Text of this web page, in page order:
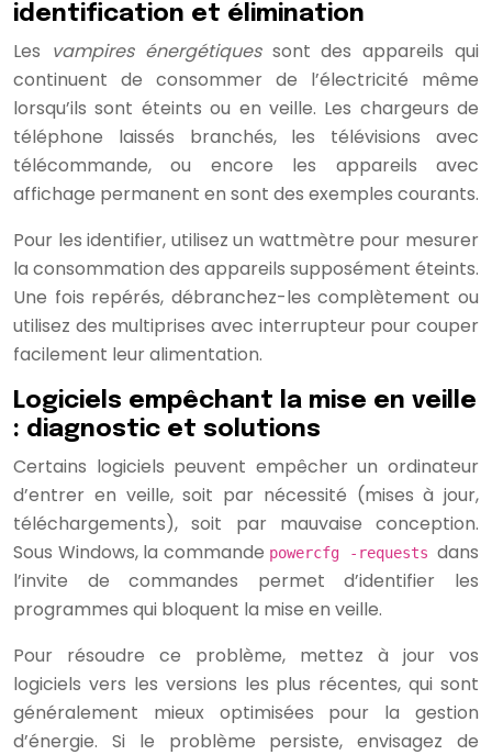
identification et élimination
Les vampires énergétiques sont des appareils qui
continuent de consommer de l’électricité même
lorsqu’ils sont éteints ou en veille. Les chargeurs de
téléphone laissés branchés, les télévisions avec
télécommande, ou encore les appareils avec
affichage permanent en sont des exemples courants.
Pour les identifier, utilisez un wattmètre pour mesurer
la consommation des appareils supposément éteints.
Une fois repérés, débranchez-les complètement ou
utilisez des multiprises avec interrupteur pour couper
facilement leur alimentation.
Logiciels empêchant la mise en veille
: diagnostic et solutions
Certains logiciels peuvent empêcher un ordinateur
d’entrer en veille, soit par nécessité (mises à jour,
téléchargements), soit par mauvaise conception.
Sous Windows, la commande powercfg -requests dans
l’invite de commandes permet d’identifier les
programmes qui bloquent la mise en veille.
Pour résoudre ce problème, mettez à jour vos
logiciels vers les versions les plus récentes, qui sont
généralement mieux optimisées pour la gestion
d’énergie. Si le problème persiste, envisagez de